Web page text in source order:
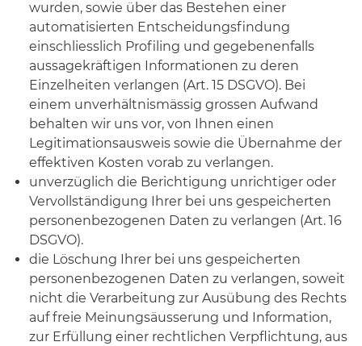
wurden, sowie über das Bestehen einer
automatisierten Entscheidungsfindung
einschliesslich Profiling und gegebenenfalls
aussagekräftigen Informationen zu deren
Einzelheiten verlangen (Art. 15 DSGVO). Bei
einem unverhältnismässig grossen Aufwand
behalten wir uns vor, von Ihnen einen
Legitimationsausweis sowie die Übernahme der
effektiven Kosten vorab zu verlangen.
unverzüglich die Berichtigung unrichtiger oder
Vervollständigung Ihrer bei uns gespeicherten
personenbezogenen Daten zu verlangen (Art. 16
DSGVO).
die Löschung Ihrer bei uns gespeicherten
personenbezogenen Daten zu verlangen, soweit
nicht die Verarbeitung zur Ausübung des Rechts
auf freie Meinungsäusserung und Information,
zur Erfüllung einer rechtlichen Verpflichtung, aus